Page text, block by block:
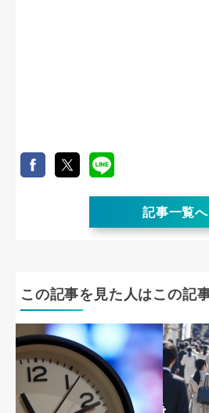
記事一覧へ
この記事を見た人はこの記